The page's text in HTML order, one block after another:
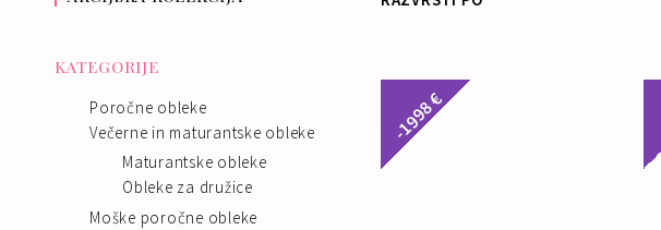
-1998 €
KATEGORIJE
Poročne obleke
Večerne in maturantske obleke
Maturantske obleke
Obleke za družice
Moške poročne obleke